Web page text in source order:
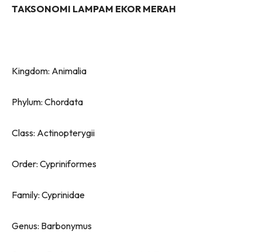
TAKSONOMI LAMPAM EKOR MERAH
Kingdom: Animalia
Phylum: Chordata
Class: Actinopterygii
Order: Cypriniformes
Family: Cyprinidae
Genus: Barbonymus